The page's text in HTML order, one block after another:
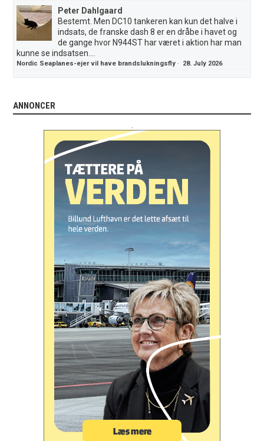
Peter Dahlgaard
Bestemt. Men DC10 tankeren kan kun det halve i
indsats, de franske dash 8 er en dråbe i havet og
de gange hvor N944ST har været i aktion har man
kunne se indsatsen....
Nordic Seaplanes-ejer vil have brandslukningsfly · 28. July 2026
ANNONCER